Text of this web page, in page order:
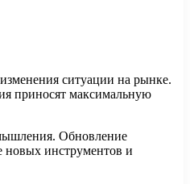
ситуации на рынке.
приносят максимальную
Обновление
новых инструментов и